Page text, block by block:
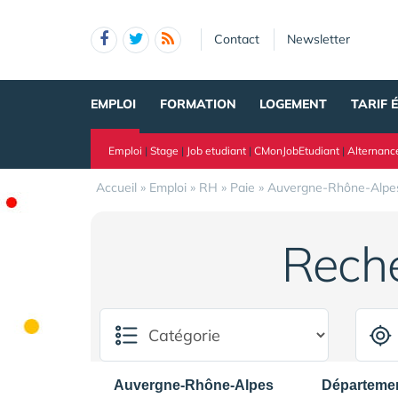
Contact Newsletter
EMPLOI FORMATION LOGEMENT TARIF
Emploi | Stage | Job etudiant | CMonJobEtudiant |
Accueil » Emploi » RH » Paie » Auvergne-Rhône-
Auvergne-Rhône-Alpes